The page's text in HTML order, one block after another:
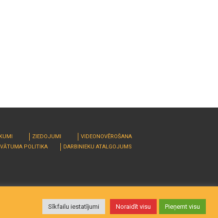
ZIEDOJUMI
VIDEONOVĒROŠANA
POLITIKA
DARBINIEKU ATALGOJUMS
Sīkfailu iestatījumi Noraidīt visu Pieņemt visu